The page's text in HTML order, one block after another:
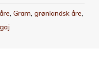
åre, Gram, grønlandsk åre,